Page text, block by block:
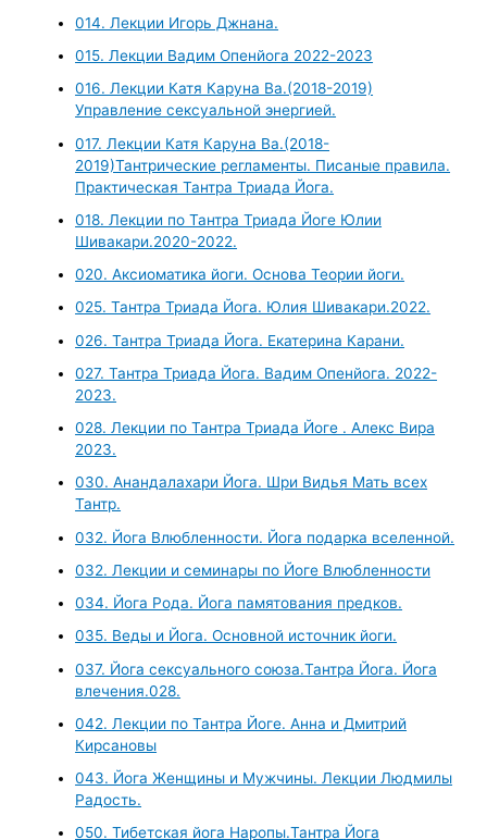
014. Лекции Игорь Джнана.
015. Лекции Вадим Опенйога 2022-2023
016. Лекции Катя Каруна Ва.(2018-2019)
Управление сексуальной энергией.
017. Лекции Катя Каруна Ва.(2018-
2019)Тантрические регламенты. Писаные правила.
Практическая Тантра Триада Йога.
018. Лекции по Тантра Триада Йоге Юлии
Шивакари.2020-2022.
020. Аксиоматика йоги. Основа Теории йоги.
025. Тантра Триада Йога. Юлия Шивакари.2022.
026. Тантра Триада Йога. Екатерина Карани.
027. Тантра Триада Йога. Вадим Опенйога. 2022-
2023.
028. Лекции по Тантра Триада Йоге . Алекс Вира
2023.
030. Анандалахари Йога. Шри Видья Мать всех
Тантр.
032. Йога Влюбленности. Йога подарка вселенной.
032. Лекции и семинары по Йоге Влюбленности
034. Йога Рода. Йога памятования предков.
035. Веды и Йога. Основной источник йоги.
037. Йога сексуального союза.Тантра Йога. Йога
влечения.028.
042. Лекции по Тантра Йоге. Анна и Дмитрий
Кирсановы
043. Йога Женщины и Мужчины. Лекции Людмилы
Радость.
050. Тибетская йога Наропы.Тантра Йога